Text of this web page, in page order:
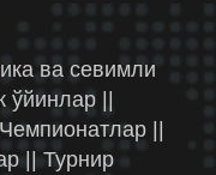
ва севимли
ўйинлар ||
||
|| Турнир